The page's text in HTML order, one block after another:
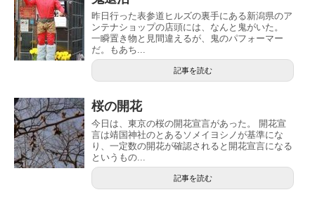
昨日行った表参道ヒルズの裏手にある新潟県のア
ンテナショップの店頭には、なんと鬼がいた。
一瞬置き物と見間違えるが、鬼のパフォーマー
だ。もあち...
記事を読む
桜の開花
今日は、東京の桜の開花宣言があった。 開花宣
言は靖国神社のとあるソメイヨシノが基準にな
り、一定数の開花が確認されると開花宣言になる
というもの...
記事を読む